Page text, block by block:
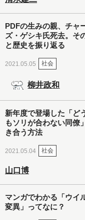
PDFの生みの親、チャ
ズ・ゲシキ氏死去。そ
と歴史を振り返る
2021.05.05 社会
柳井政和
新年度で登場した「ど
もソリが合わない同僚
き合う方法
2021.05.04 社会
山口博
マンガでわかる「ウイ
変異」ってなに？